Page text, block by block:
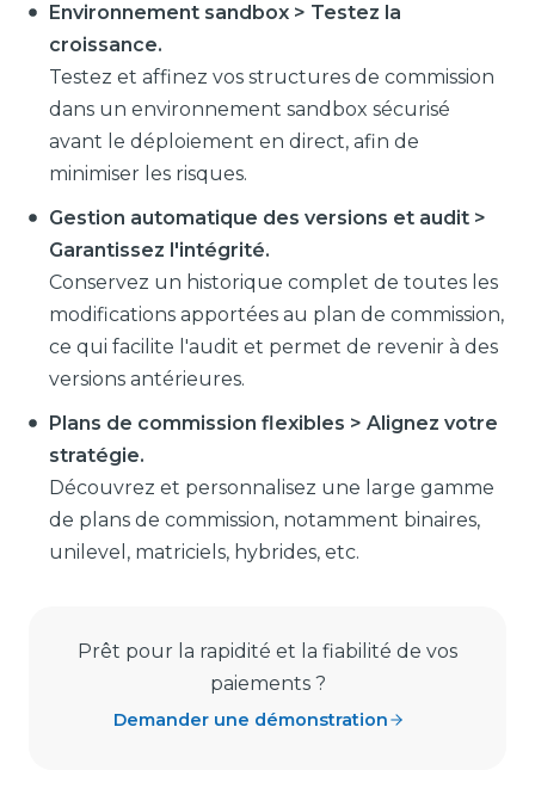
Environnement sandbox > Testez la
croissance.
Testez et affinez vos structures de commission
dans un environnement sandbox sécurisé
avant le déploiement en direct, afin de
minimiser les risques.
Gestion automatique des versions et audit >
Garantissez l'intégrité.
Conservez un historique complet de toutes les
modifications apportées au plan de commission,
ce qui facilite l'audit et permet de revenir à des
versions antérieures.
Plans de commission flexibles > Alignez votre
stratégie.
Découvrez et personnalisez une large gamme
de plans de commission, notamment binaires,
unilevel, matriciels, hybrides, etc.
Prêt pour la rapidité et la fiabilité de vos
paiements ?
Demander une démonstration